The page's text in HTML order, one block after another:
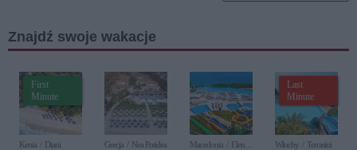
Znajdź swoje wakacje
First
Minute
Kenia / Diani Grecja / Nea Potidea
Macedonia / Elen
Last
Minute
Włochy / Terrasini